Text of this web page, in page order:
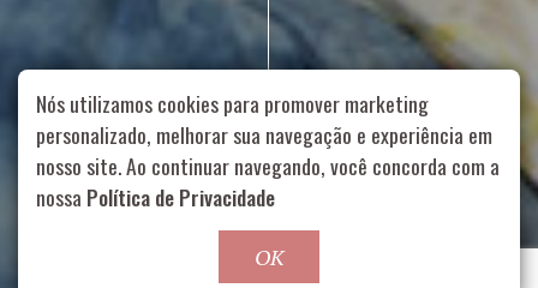
Rua Aurélia, 1714 – Vila Romana, São Paulo – SP | 55 11
99178-5848 | contato@nucleofood.com
Role para continar
Nós utilizamos cookies para promover marketing
personalizado, melhorar sua navegação e experiência em
nosso site. Ao continuar navegando, você concorda com a
nossa Política de Privacidade
OK